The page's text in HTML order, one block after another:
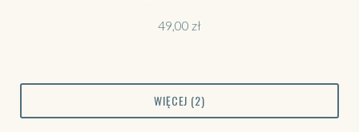
49,00 zł
WIĘCEJ (2)